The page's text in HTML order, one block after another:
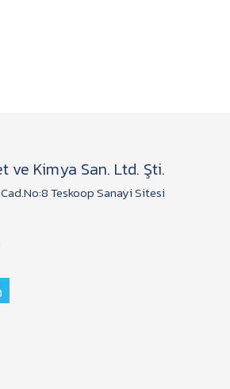
ve Kimya San. Ltd. Şti.
Teskoop Sanayi Sitesi